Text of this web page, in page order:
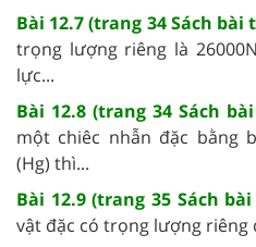
Bài 12.7 (trang 34 Sách bài
trọng lượng riêng là
lực...
Bài 12.8 (trang 34 Sách
một chiêc nhẫn đặc bằng
(Hg) thì...
Bài 12.9 (trang 35 Sách
vật đặc có trọng lượng riêng